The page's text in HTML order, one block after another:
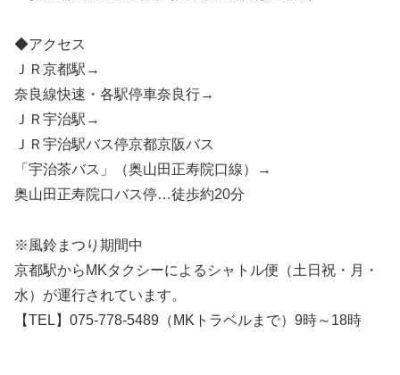
◆アクセス
ＪＲ京都駅→
奈良線快速・各駅停車奈良行→
ＪＲ宇治駅→
ＪＲ宇治駅バス停京都京阪バス
「宇治茶バス」（奥山田正寿院口線）→
奥山田正寿院口バス停…徒歩約20分
※風鈴まつり期間中
京都駅からMKタクシーによるシャトル便（土日祝・月・
水）が運行されています。
【TEL】075-778-5489（MKトラベルまで）9時～18時